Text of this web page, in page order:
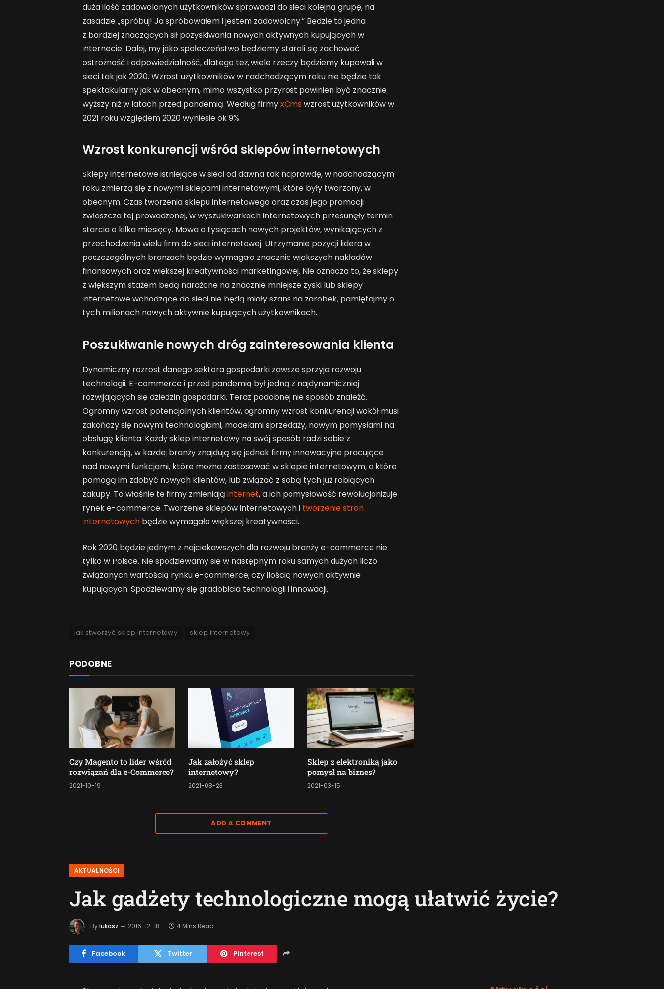
duża ilość zadowolonych użytkowników sprowadzi do sieci kolejną grupę, na
zasadzie „spróbuj! Ja spróbowałem i jestem zadowolony.” Będzie to jedna
z bardziej znaczących sił pozyskiwania nowych aktywnych kupujących w
internecie. Dalej, my jako społeczeństwo będziemy starali się zachować
ostrożność i odpowiedzialność, dlatego też, wiele rzeczy będziemy kupowali w
sieci tak jak 2020. Wzrost użytkowników w nadchodzącym roku nie będzie tak
spektakularny jak w obecnym, mimo wszystko przyrost powinien być znacznie
wyższy niż w latach przed pandemią. Według firmyxCms wzrost użytkowników w
2021 roku względem 2020 wyniesie ok 9%.
Wzrost konkurencji wśród sklepów internetowych
Sklepy internetowe istniejące w sieci od dawna tak naprawdę, w nadchodzącym
roku zmierzą się z nowymi sklepami internetowymi, które były tworzony, w
obecnym. Czas tworzenia sklepu internetowego oraz czas jego promocji
zwłaszcza tej prowadzonej, w wyszukiwarkach internetowych przesunęły termin
starcia o kilka miesięcy. Mowa o tysiącach nowych projektów, wynikających z
przechodzenia wielu firm do sieci internetowej. Utrzymanie pozycji lidera w
poszczególnych branżach będzie wymagało znacznie większych nakładów
finansowych oraz większej kreatywności marketingowej. Nie oznacza to, że sklepy
z większym stażem będą narażone na znacznie mniejsze zyski lub sklepy
internetowe wchodzące do sieci nie będą miały szans na zarobek, pamiętajmy o
tych milionach nowych aktywnie kupujących użytkownikach.
Poszukiwanie nowych dróg zainteresowania klienta
Dynamiczny rozrost danego sektora gospodarki zawsze sprzyja rozwoju
technologii. E-commerce i przed pandemią był jedną z najdynamiczniej
rozwijających się dziedzin gospodarki. Teraz podobnej nie sposób znaleźć.
Ogromny wzrost potencjalnych klientów, ogromny wzrost konkurencji wokół musi
zakończy się nowymi technologiami, modelami sprzedaży, nowym pomysłami na
obsługę klienta. Każdy sklep internetowy na swój sposób radzi sobie z
konkurencją, w każdej branży znajdują się jednak firmy innowacyjne pracujące
nad nowymi funkcjami, które można zastosować w sklepie internetowym, a które
pomogą im zdobyć nowych klientów, lub związać z sobą tych już robiących
zakupy. To właśnie te firmy zmieniają internet, a ich pomysłowość rewolucjonizuje
rynek e-commerce. Tworzenie sklepów internetowych i tworzenie stron
internetowychbędzie wymagało większej kreatywności.
Rok 2020 będzie jednym z najciekawszych dla rozwoju branży e-commerce nie
tylko w Polsce. Nie spodziewamy się w następnym roku samych dużych liczb
związanych wartością rynku e-commerce, czy ilością nowych aktywnie
kupujących. Spodziewamy się gradobicia technologii i innowacji.
jak stworzyć sklep internetowy sklep internetowy
PODOBNE
Czy Magento to lider wśród
rozwiązań dla e-Commerce?
2021-10-19
Jak założyć sklep
internetowy?
2021-08-23
Sklep z elektroniką jako
pomysł na biznes?
2021-03-15
ADD A COMMENT
AKTUALNOŚCI
Jak gadżety technologiczne mogą ułatwić życie?
By lukasz 2016-12-18 4 Mins Read
Facebook Twitter Pinterest